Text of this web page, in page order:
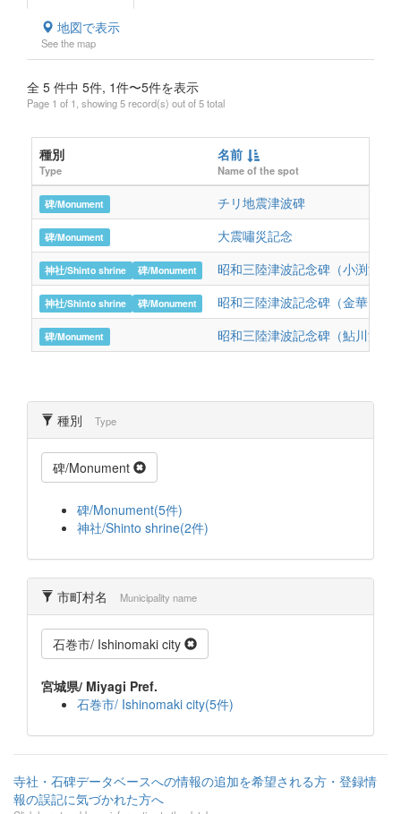
地図で表示
See the map
全 5 件中 5件, 1件〜5件を表示
Page 1 of 1, showing 5 record(s) out of 5 total
種別
Type
名前
Name of the spot
碑/Monument チリ地震津波碑
碑/Monument 大震嘯災記念
神社/Shinto shrine 碑/Monument 昭和三陸津波記念碑（小渕浜）
神社/Shinto shrine 碑/Monument 昭和三陸津波記念碑（金華山）
碑/Monument 昭和三陸津波記念碑（鮎川浜）
種別 Type
碑/Monument
碑/Monument(5件)
神社/Shinto shrine(2件)
市町村名 Municipality name
石巻市/ Ishinomaki city
宮城県/ Miyagi Pref.
石巻市/ Ishinomaki city(5件)
寺社・石碑データベースへの情報の追加を希望される方・登録情
報の誤記に気づかれた方へ